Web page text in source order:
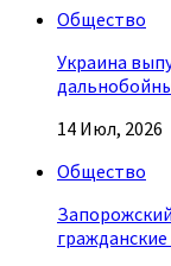
Общество
Украина
14 Июл, 2026
Общество